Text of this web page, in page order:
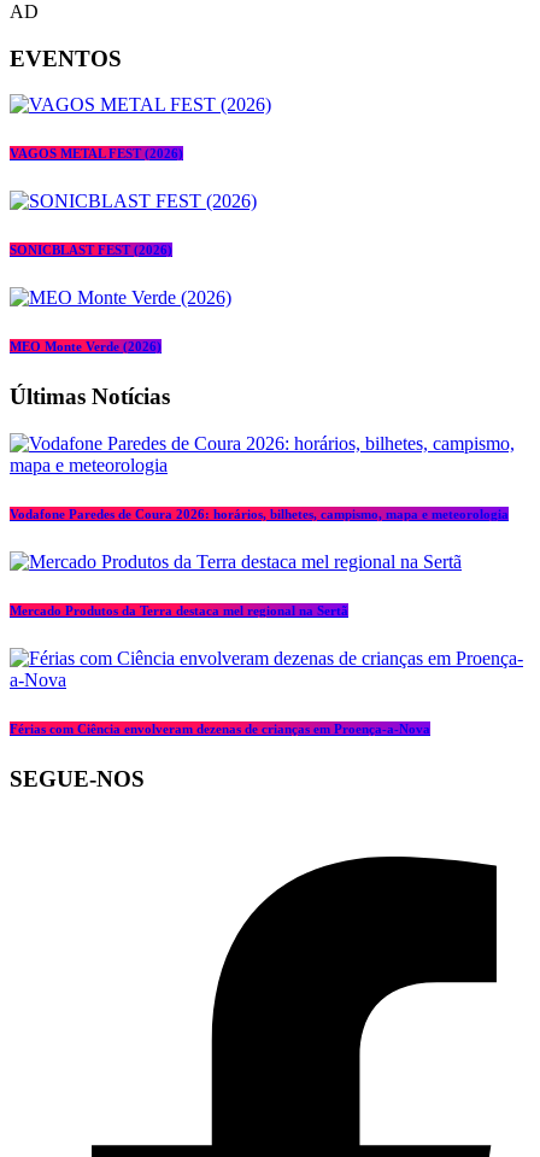
AD
EVENTOS
VAGOS METAL FEST (2026)
SONICBLAST FEST (2026)
MEO Monte Verde (2026)
Últimas Notícias
Vodafone Paredes de Coura 2026: horários, bilhetes, campismo, mapa e meteorologia
Mercado Produtos da Terra destaca mel regional na Sertã
Férias com Ciência envolveram dezenas de crianças em Proença-a-Nova
SEGUE-NOS